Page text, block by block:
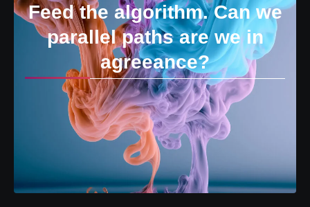
Feed the algorithm. Can we
parallel paths are we in
agreeance?